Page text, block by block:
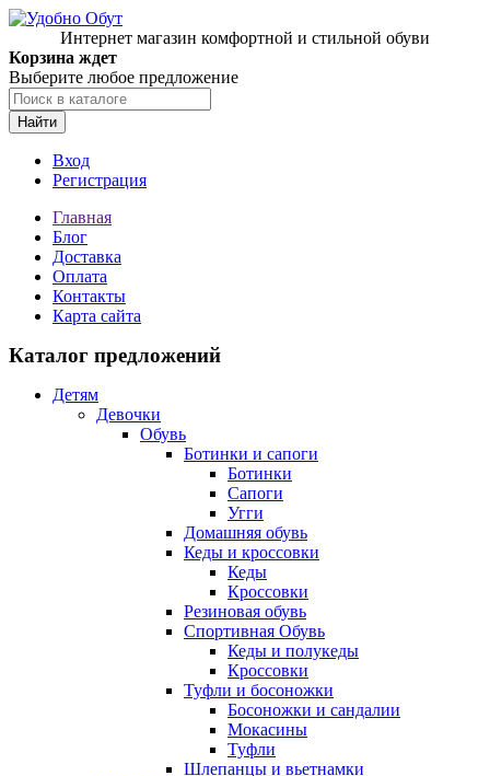
Интернет магазин комфортной и стильной обуви
Корзина ждет
Выберите любое предложение
Найти
Вход
Регистрация
Главная
Блог
Доставка
Оплата
Контакты
Карта сайта
Каталог предложений
Детям
Девочки
Обувь
Ботинки и сапоги
Ботинки
Сапоги
Угги
Домашняя обувь
Кеды и кроссовки
Кеды
Кроссовки
Резиновая обувь
Спортивная Обувь
Кеды и полукеды
Кроссовки
Туфли и босоножки
Босоножки и сандалии
Мокасины
Туфли
Шлепанцы и вьетнамки